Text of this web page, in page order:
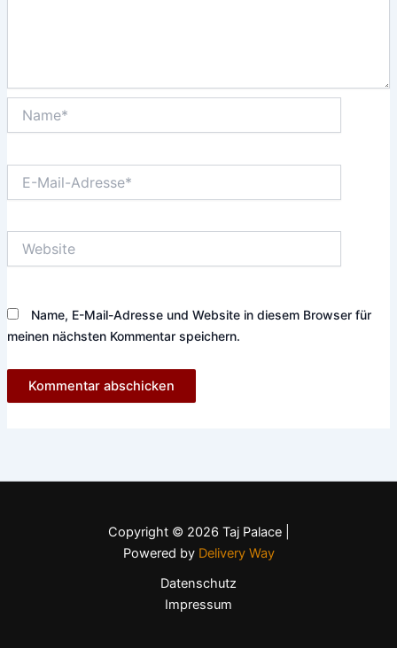
Mail-
Name, E-Mail-Adresse und Website in diesem Browser für
meinen nächsten Kommentar speichern.
Copyright © 2026 Taj Palace |
Powered by Delivery Way
Datenschutz
Impressum